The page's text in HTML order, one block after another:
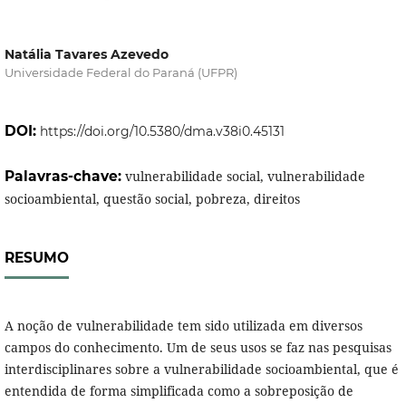
Natália Tavares Azevedo
Universidade Federal do Paraná (UFPR)
DOI: https://doi.org/10.5380/dma.v38i0.45131
Palavras-chave: vulnerabilidade social, vulnerabilidade
socioambiental, questão social, pobreza, direitos
RESUMO
A noção de vulnerabilidade tem sido utilizada em diversos
campos do conhecimento. Um de seus usos se faz nas pesquisas
interdisciplinares sobre a vulnerabilidade socioambiental, que é
entendida de forma simplificada como a sobreposição de